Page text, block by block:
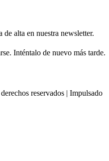
alta en nuestra newsletter.
Inténtalo de nuevo más tarde.
reservados | Impulsado